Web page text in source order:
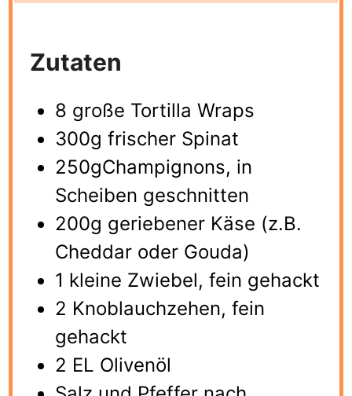
Zutaten
8 große Tortilla Wraps
300g frischer Spinat
250gChampignons, in
Scheiben geschnitten
200g geriebener Käse (z.B.
Cheddar oder Gouda)
1 kleine Zwiebel, fein gehackt
2 Knoblauchzehen, fein
gehackt
2 EL Olivenöl